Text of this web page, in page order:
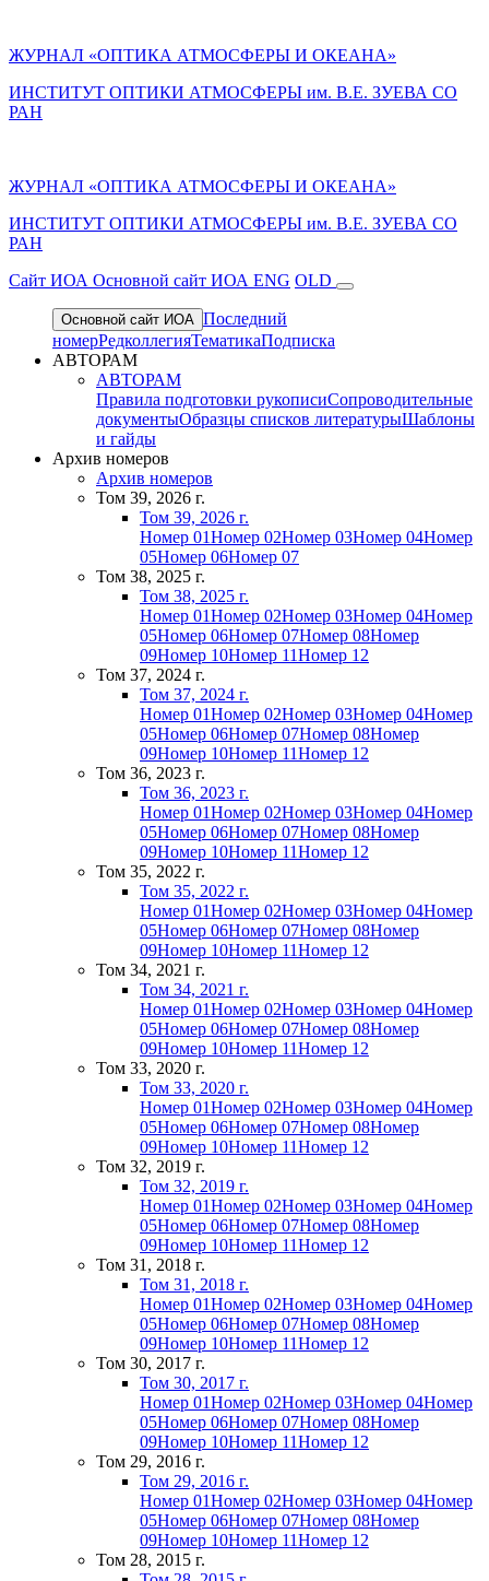
ЖУРНАЛ «ОПТИКА АТМОСФЕРЫ И ОКЕАНА»
ИНСТИТУТ ОПТИКИ АТМОСФЕРЫ им. В.Е. ЗУЕВА СО
РАН
ЖУРНАЛ «ОПТИКА АТМОСФЕРЫ И ОКЕАНА»
ИНСТИТУТ ОПТИКИ АТМОСФЕРЫ им. В.Е. ЗУЕВА СО
РАН
Cайт ИОА Основной сайт ИОА ENG OLD
Основной сайт ИОА Последний
номерРедколлегияТематикаПодписка
АВТОРАМ
АВТОРАМ
Правила подготовки рукописиСопроводительные
документыОбразцы списков литературыШаблоны
и гайды
Архив номеров
Архив номеров
Том 39, 2026 г.
Том 39, 2026 г.
Номер 01Номер 02Номер 03Номер 04Номер
05Номер 06Номер 07
Том 38, 2025 г.
Том 38, 2025 г.
Номер 01Номер 02Номер 03Номер 04Номер
05Номер 06Номер 07Номер 08Номер
09Номер 10Номер 11Номер 12
Том 37, 2024 г.
Том 37, 2024 г.
Номер 01Номер 02Номер 03Номер 04Номер
05Номер 06Номер 07Номер 08Номер
09Номер 10Номер 11Номер 12
Том 36, 2023 г.
Том 36, 2023 г.
Номер 01Номер 02Номер 03Номер 04Номер
05Номер 06Номер 07Номер 08Номер
09Номер 10Номер 11Номер 12
Том 35, 2022 г.
Том 35, 2022 г.
Номер 01Номер 02Номер 03Номер 04Номер
05Номер 06Номер 07Номер 08Номер
09Номер 10Номер 11Номер 12
Том 34, 2021 г.
Том 34, 2021 г.
Номер 01Номер 02Номер 03Номер 04Номер
05Номер 06Номер 07Номер 08Номер
09Номер 10Номер 11Номер 12
Том 33, 2020 г.
Том 33, 2020 г.
Номер 01Номер 02Номер 03Номер 04Номер
05Номер 06Номер 07Номер 08Номер
09Номер 10Номер 11Номер 12
Том 32, 2019 г.
Том 32, 2019 г.
Номер 01Номер 02Номер 03Номер 04Номер
05Номер 06Номер 07Номер 08Номер
09Номер 10Номер 11Номер 12
Том 31, 2018 г.
Том 31, 2018 г.
Номер 01Номер 02Номер 03Номер 04Номер
05Номер 06Номер 07Номер 08Номер
09Номер 10Номер 11Номер 12
Том 30, 2017 г.
Том 30, 2017 г.
Номер 01Номер 02Номер 03Номер 04Номер
05Номер 06Номер 07Номер 08Номер
09Номер 10Номер 11Номер 12
Том 29, 2016 г.
Том 29, 2016 г.
Номер 01Номер 02Номер 03Номер 04Номер
05Номер 06Номер 07Номер 08Номер
09Номер 10Номер 11Номер 12
Том 28, 2015 г.